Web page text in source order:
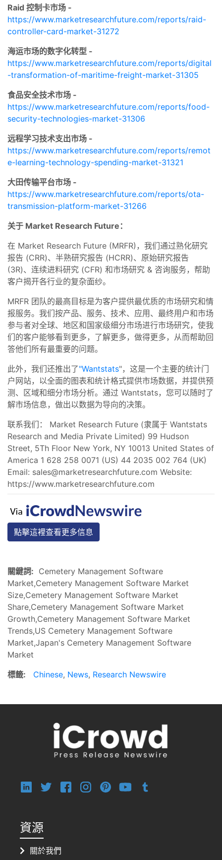
Raid 控制卡市场 -
https://www.marketresearchfuture.com/reports/raid-
controller-card-market-31272
海运市场的数字化转型 -
https://www.marketresearchfuture.com/reports/digital
-transformation-of-maritime-freight-market-31305
食品安全技术市场 -
https://www.marketresearchfuture.com/reports/food-
security-technologies-market-31306
远程学习技术支出市场 -
https://www.marketresearchfuture.com/reports/remot
e-learning-technology-spending-market-31321
大田传输平台市场 -
https://www.marketresearchfuture.com/reports/ota-
transmission-platform-market-31266
关于 Market Research Future：
在 Market Research Future (MRFR)，我们通过熟化研究
报告 (CRR)、半熟研究报告 (HCRR)、原始研究报告
(3R)、连续进料研究 (CFR) 和市场研究 & 咨询服务，帮助
客户揭开各行业的复杂面纱。
MRFR 团队的最高目标是为客户提供最优质的市场研究和情
报服务。我们按产品、服务、技术、应用、最终用户和市场
参与者对全球、地区和国家级细分市场进行市场研究，使我
们的客户能够看到更多，了解更多，做得更多，从而帮助回
答他们所有最重要的问题。
此外，我们还推出了"Wantstats"，这是一个主要的统计门
户网站，以全面的图表和统计格式提供市场数据，并提供预
测、区域和细分市场分析。通过 Wantstats，您可以随时了
解市场信息，做出以数据为导向的决策。
联系我们： Market Research Future (隶属于 Wantstats
Research and Media Private Limited) 99 Hudson
Street, 5Th Floor New York, NY 10013 United States of
America 1 628 258 0071 (US) 44 2035 002 764 (UK)
Email: sales@marketresearchfuture.com Website:
https://www.marketresearchfuture.com
點擊這裡查看更多信息
關鍵詞: Cemetery Management Software
Market,Cemetery Management Software Market
Size,Cemetery Management Software Market
Share,Cemetery Management Software Market
Growth,Cemetery Management Software Market
Trends,US Cemetery Management Software
Market,Japan's Cemetery Management Software
Market
標籤:
Chinese, News, Research Newswire
資源
關於我們